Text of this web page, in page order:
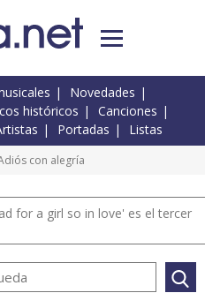
Novedades
históricos
Canciones
Portadas Listas
con alegría
for a girl so in love' es el tercer